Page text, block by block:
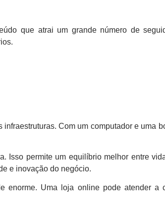
que atrai um grande número de
Com um computador e uma
Isso permite um equilíbrio melhor entre
e inovação do negócio.
enorme. Uma loja online pode atender a